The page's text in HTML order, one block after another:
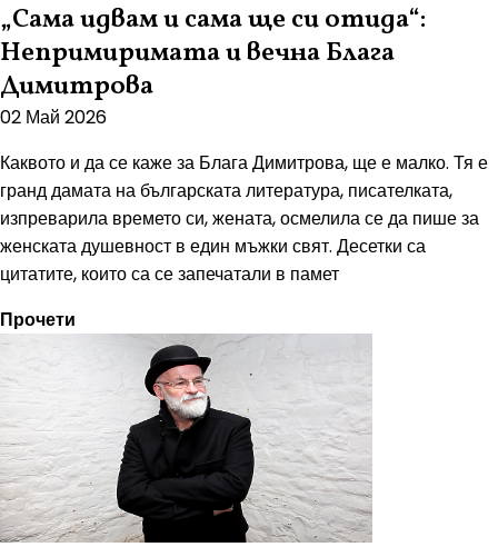
„Сама идвам и сама ще си отида“:
Непримиримата и вечна Блага
Димитрова
02 Май 2026
Каквото и да се каже за Блага Димитрова, ще е малко. Тя е
гранд дамата на българската литература, писателката,
изпреварила времето си, жената, осмелила се да пише за
женската душевност в един мъжки свят. Десетки са
цитатите, които са се запечатали в памет
Прочети